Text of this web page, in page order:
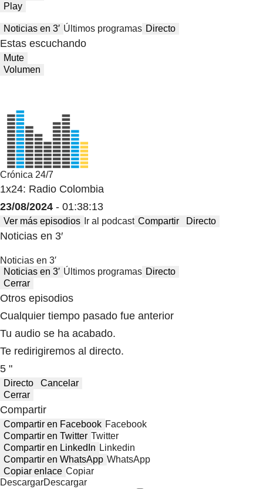
Play
Noticias en 3′ Últimos programas Directo
Estas escuchando
Mute
Volumen
Crónica 24/7
1x24: Radio Colombia
23/08/2024 - 01:38:13
Ver más episodios Ir al podcast Compartir Directo
Noticias en 3′
Noticias en 3′
Noticias en 3′ Últimos programas Directo
Cerrar
Otros episodios
Cualquier tiempo pasado fue anterior
Tu audio se ha acabado.
Te redirigiremos al directo.
5 "
Directo
Cancelar
Cerrar
Compartir
Compartir en Facebook Facebook
Compartir en Twitter Twitter
Compartir en LinkedIn Linkedin
Compartir en WhatsApp WhatsApp
Copiar enlace Copiar
DescargarDescargar